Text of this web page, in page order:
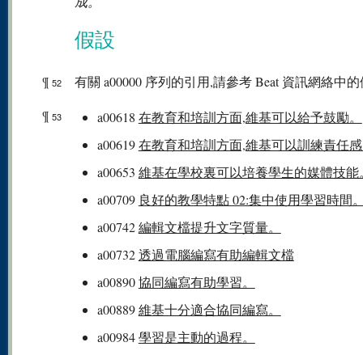
假設
¶ 52
有關 a00000 序列的引用,請參考 Beat 資訊網絡中
¶ 53 a00618 在教育和培訓方面,維基可以給予鼓勵。
a00619在教育和培訓方面,維基可以訓練責任
a00653 維基在學校裏可以培養學生的媒體技能
a00709 良好的教學特點 02:集中使用學習時間
a00742編輯文檔提升文字質量。
a00732透過電腦編寫有助編輯文檔
a00890協同編寫有助學習。
a00889維基十分適合協同編寫。
a00984學習是主動的過程。